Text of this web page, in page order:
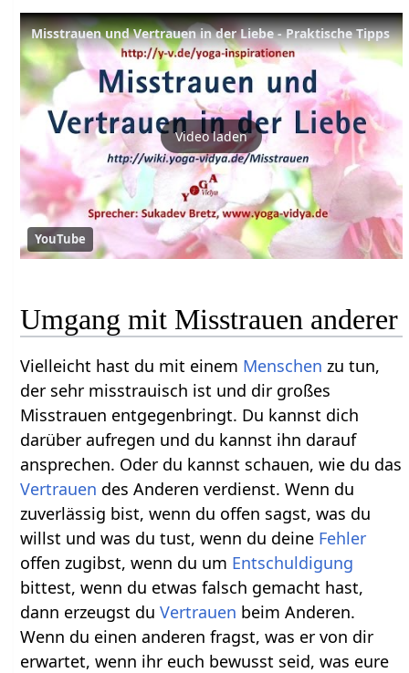
Misstrauen und Vertrauen in der Liebe - Praktische Tipps
Video laden
YouTube
Umgang mit Misstrauen anderer
Vielleicht hast du mit einem Menschen zu tun,
der sehr misstrauisch ist und dir großes
Misstrauen entgegenbringt. Du kannst dich
darüber aufregen und du kannst ihn darauf
ansprechen. Oder du kannst schauen, wie du das
Vertrauen des Anderen verdienst. Wenn du
zuverlässig bist, wenn du offen sagst, was du
willst und was du tust, wenn du deine Fehler
offen zugibst, wenn du um Entschuldigung
bittest, wenn du etwas falsch gemacht hast,
dann erzeugst duVertrauen beim Anderen.
Wenn du einen anderen fragst, was er von dir
erwartet, wenn ihr euch bewusst seid, was eure